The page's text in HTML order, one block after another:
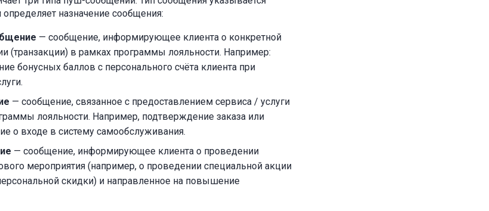
назначение сообщения:
— сообщение, информирующее клиента о конкретной
(транзакции) в рамках программы лояльности. Например:
бонусных баллов с персонального счёта клиента при
— сообщение, связанное с предоставлением сервиса / услуги
лояльности. Например, подтверждение заказа или
о входе в систему самообслуживания.
— сообщение, информирующее клиента о проведении
мероприятия (например, о проведении специальной акции
скидки) и направленное на повышение